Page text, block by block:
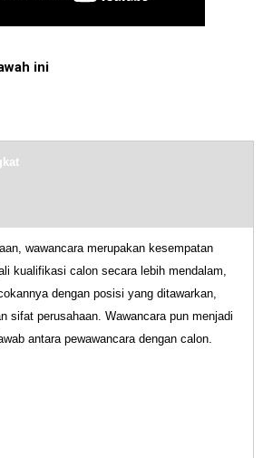
ini
wawancara merupakan kesempatan
kualifikasi calon secara lebih mendalam,
dengan posisi yang ditawarkan,
sifat perusahaan. Wawancara pun menjadi
antara pewawancara dengan calon.